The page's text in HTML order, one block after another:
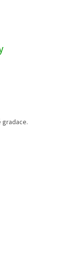
gradace.